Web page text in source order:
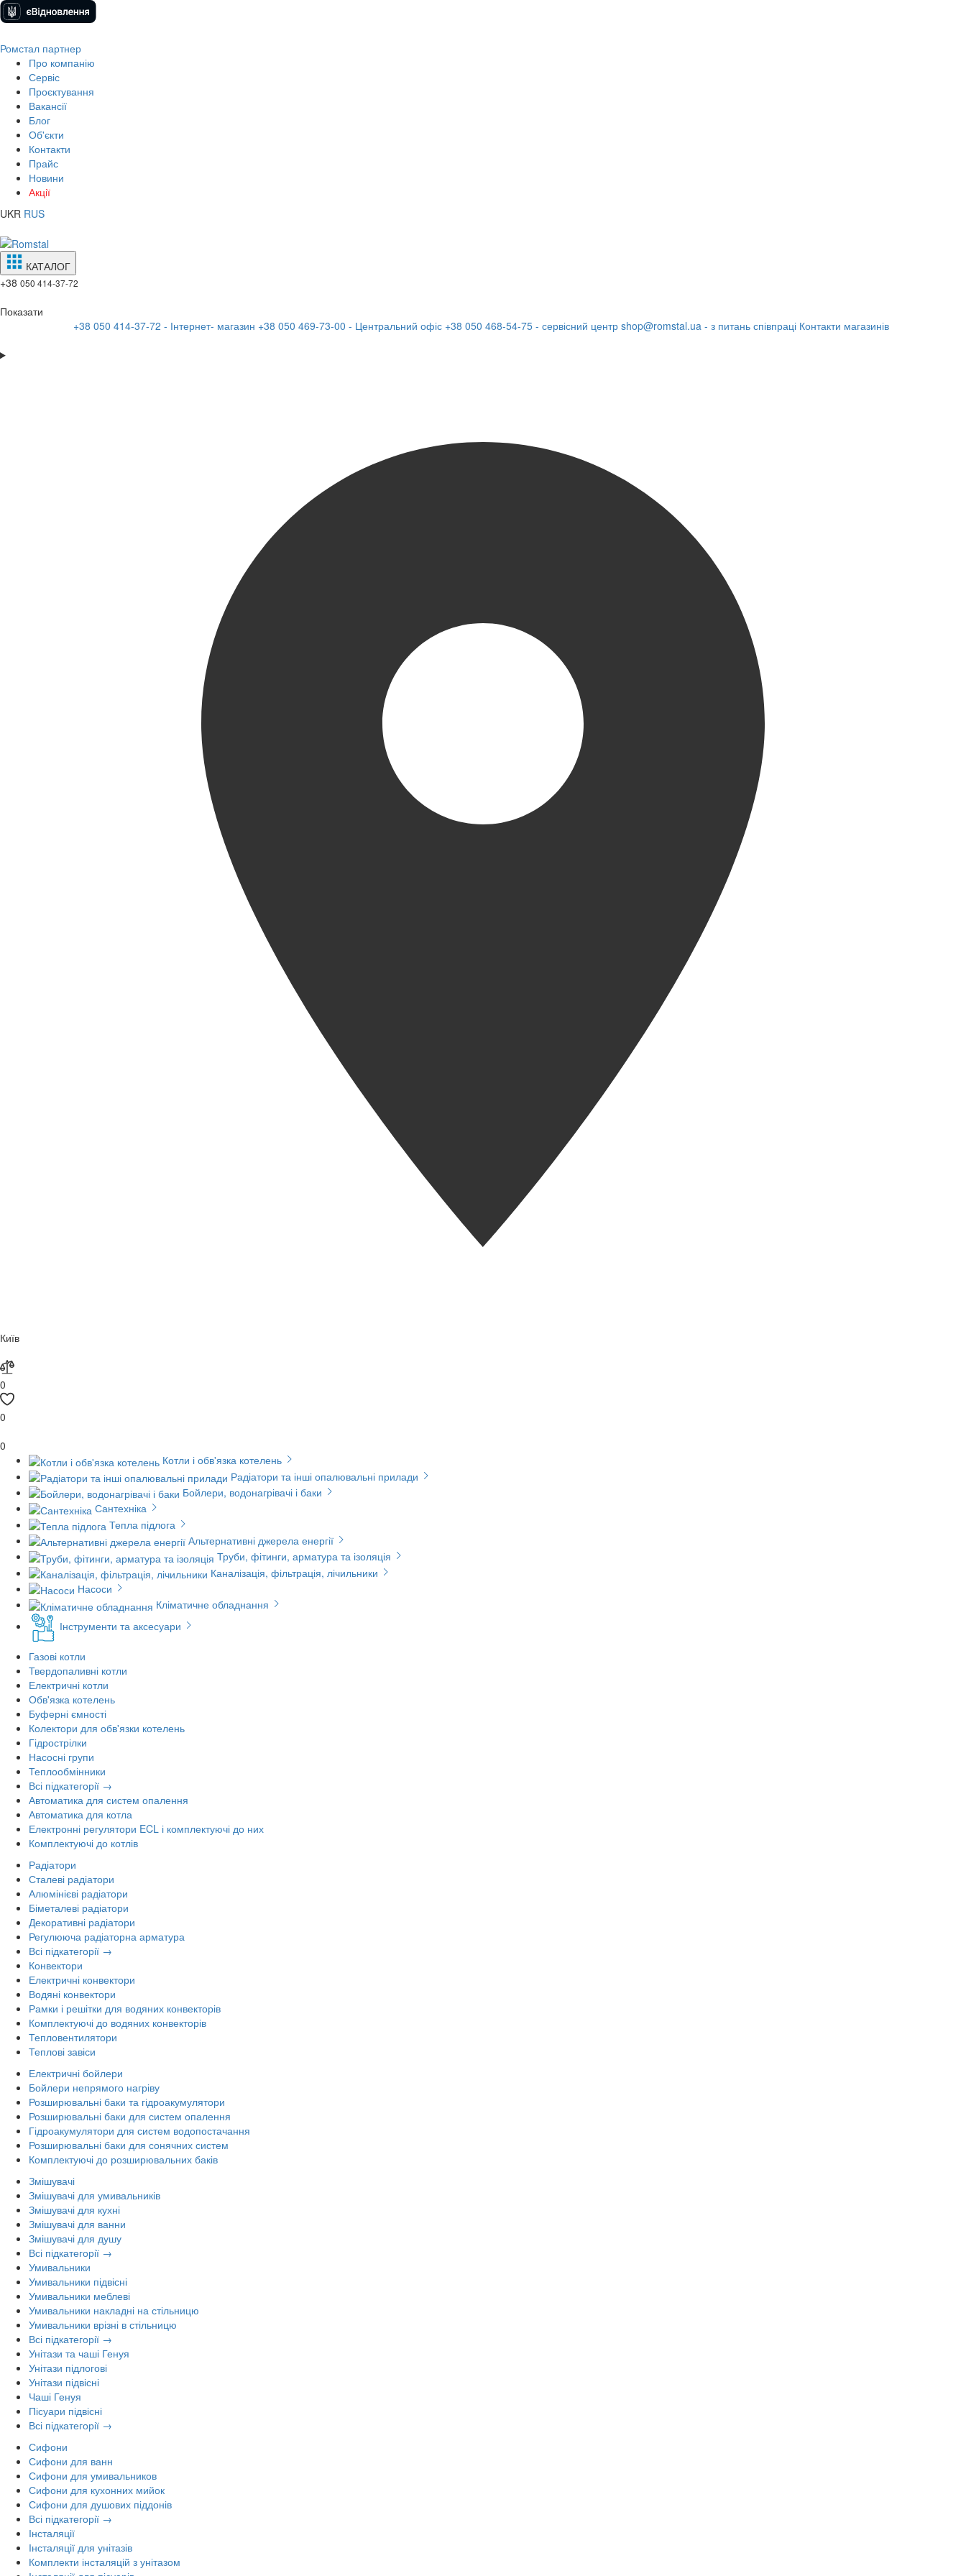
Ромстал партнер
Про компанію
Сервіс
Проєктування
Вакансії
Блог
Об'єкти
Контакти
Прайс
Новини
Акції
UKR RUS
КАТАЛОГ
+38 050 414-37-72
Показати
+38 050 414-37-72 - Інтернет- магазин +38 050 469-73-00 - Центральний офіс +38 050 468-54-75 - сервісний центр shop@romstal.ua - з питань співпраці Контакти магазинів
Київ
0
0
0
Котли і обв'язка котелень
Радіатори та інші опалювальні прилади
Бойлери, водонагрівачі і баки
Сантехніка
Тепла підлога
Альтернативні джерела енергії
Труби, фітинги, арматура та ізоляція
Каналізація, фільтрація, лічильники
Насоси
Кліматичне обладнання
Інструменти та аксесуари
Газові котли
Твердопаливні котли
Електричні котли
Обв'язка котелень
Буферні ємності
Колектори для обв'язки котелень
Гідрострілки
Насосні групи
Теплообмінники
Всі підкатегорії →
Автоматика для систем опалення
Автоматика для котла
Електронні регулятори ECL і комплектуючі до них
Комплектуючі до котлів
Радіатори
Сталеві радіатори
Алюмінієві радіатори
Біметалеві радіатори
Декоративні радіатори
Регулююча радіаторна арматура
Всі підкатегорії →
Конвектори
Електричні конвектори
Водяні конвектори
Рамки і решітки для водяних конвекторів
Комплектуючі до водяних конвекторів
Тепловентилятори
Теплові завіси
Електричні бойлери
Бойлери непрямого нагріву
Розширювальні баки та гідроакумулятори
Розширювальні баки для систем опалення
Гідроакумулятори для систем водопостачання
Розширювальні баки для сонячних систем
Комплектуючі до розширювальних баків
Змішувачі
Змішувачі для умивальників
Змішувачі для кухні
Змішувачі для ванни
Змішувачі для душу
Всі підкатегорії →
Умивальники
Умивальники підвісні
Умивальники меблеві
Умивальники накладні на стільницю
Умивальники врізні в стільницю
Всі підкатегорії →
Унітази та чаші Генуя
Унітази підлогові
Унітази підвісні
Чаші Генуя
Пісуари підвісні
Всі підкатегорії →
Сифони
Сифони для ванн
Сифони для умивальников
Сифони для кухонних мийок
Сифони для душових піддонів
Всі підкатегорії →
Інсталяції
Інсталяції для унітазів
Комплекти інсталяцій з унітазом